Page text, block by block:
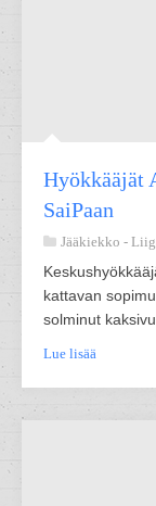
Hyökkääjät
SaiPaan
Jääkiekko -
kattavan
solminut
Lue lisää